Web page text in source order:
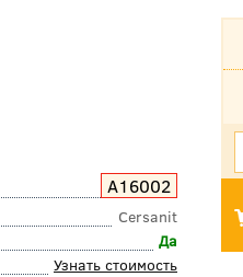
A16002
Cersanit
Да
Узнать стоимость